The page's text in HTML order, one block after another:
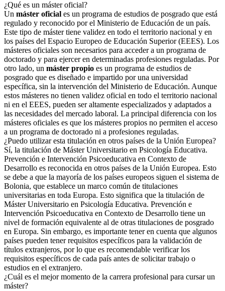
¿Qué es un máster oficial?
Un máster oficial es un programa de estudios de posgrado que está
regulado y reconocido por el Ministerio de Educación de un país.
Este tipo de máster tiene validez en todo el territorio nacional y en
los países del Espacio Europeo de Educación Superior (EEES). Los
másteres oficiales son necesarios para acceder a un programa de
doctorado y para ejercer en determinadas profesiones reguladas. Por
otro lado, un máster propio es un programa de estudios de
posgrado que es diseñado e impartido por una universidad
específica, sin la intervención del Ministerio de Educación. Aunque
estos másteres no tienen validez oficial en todo el territorio nacional
ni en el EEES, pueden ser altamente especializados y adaptados a
las necesidades del mercado laboral. La principal diferencia con los
másteres oficiales es que los másteres propios no permiten el acceso
a un programa de doctorado ni a profesiones reguladas.
¿Puedo utilizar esta titulación en otros países de la Unión Europea?
Sí, la titulación de Máster Universitario en Psicología Educativa.
Prevención e Intervención Psicoeducativa en Contexto de
Desarrollo es reconocida en otros países de la Unión Europea. Esto
se debe a que la mayoría de los países europeos siguen el sistema de
Bolonia, que establece un marco común de titulaciones
universitarias en toda Europa. Esto significa que la titulación de
Máster Universitario en Psicología Educativa. Prevención e
Intervención Psicoeducativa en Contexto de Desarrollo tiene un
nivel de formación equivalente al de otras titulaciones de posgrado
en Europa. Sin embargo, es importante tener en cuenta que algunos
países pueden tener requisitos específicos para la validación de
títulos extranjeros, por lo que es recomendable verificar los
requisitos específicos de cada país antes de solicitar trabajo o
estudios en el extranjero.
¿Cuál es el mejor momento de la carrera profesional para cursar un
máster?